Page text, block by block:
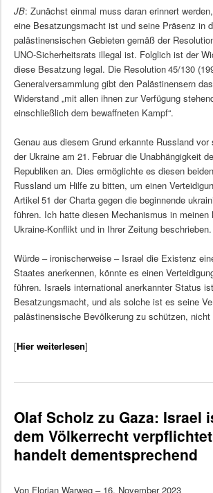
JB: Zunächst einmal muss daran erinnert
eine Besatzungsmacht ist und seine Präsenz in
palästinensischen Gebieten gemäß der
UNO-Sicherheitsrats illegal ist. Folglich ist der
diese Besatzung legal. Die Resolution 45/130
Generalversammlung gibt den Palästinensern
Widerstand „mit allen ihnen zur Verfügung
einschließlich dem bewaffneten Kampf“.
Genau aus diesem Grund erkannte Russland
der Ukraine am 21. Februar die Unabhängigkeit
Republiken an. Dies ermöglichte es diesen
Russland um Hilfe zu bitten, um einen
Artikel 51 der Charta gegen die beginnende
führen. Ich hatte diesen Mechanismus in meinen
Ukraine-Konflikt und in Ihrer Zeitung beschrieben.
Würde – ironischerweise – Israel die Existenz
Staates anerkennen, könnte es einen
führen. Israels international anerkannter Status
Besatzungsmacht, und als solche ist es seine
palästinensische Bevölkerung zu schützen,
[Hier weiterlesen]
Olaf Scholz zu Gaza: Israel
dem Völkerrecht
handelt dementsprechend
Von Florian Warweg – 16. November 2023